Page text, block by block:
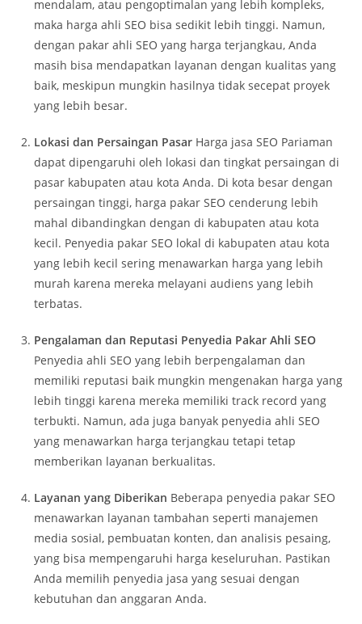
mendalam, atau pengoptimalan yang lebih kompleks,
maka harga ahli SEO bisa sedikit lebih tinggi. Namun,
dengan pakar ahli SEO yang harga terjangkau, Anda
masih bisa mendapatkan layanan dengan kualitas yang
baik, meskipun mungkin hasilnya tidak secepat proyek
yang lebih besar.
Lokasi dan Persaingan Pasar Harga jasa SEO Pariaman
dapat dipengaruhi oleh lokasi dan tingkat persaingan di
pasar kabupaten atau kota Anda. Di kota besar dengan
persaingan tinggi, harga pakar SEO cenderung lebih
mahal dibandingkan dengan di kabupaten atau kota
kecil. Penyedia pakar SEO lokal di kabupaten atau kota
yang lebih kecil sering menawarkan harga yang lebih
murah karena mereka melayani audiens yang lebih
terbatas.
Pengalaman dan Reputasi Penyedia Pakar Ahli SEO
Penyedia ahli SEO yang lebih berpengalaman dan
memiliki reputasi baik mungkin mengenakan harga yang
lebih tinggi karena mereka memiliki track record yang
terbukti. Namun, ada juga banyak penyedia ahli SEO
yang menawarkan harga terjangkau tetapi tetap
memberikan layanan berkualitas.
Layanan yang Diberikan Beberapa penyedia pakar SEO
menawarkan layanan tambahan seperti manajemen
media sosial, pembuatan konten, dan analisis pesaing,
yang bisa mempengaruhi harga keseluruhan. Pastikan
Anda memilih penyedia jasa yang sesuai dengan
kebutuhan dan anggaran Anda.